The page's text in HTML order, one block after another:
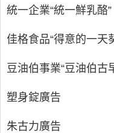
統一企業“統一鮮乳酪”
佳格食品“得意的一天
豆油伯事業“豆油伯古
塑身錠廣告
朱古力廣告